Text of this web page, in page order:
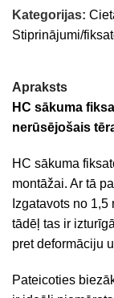
Kategorijas:
Stiprinājumi/
Apraksts
HC sākuma
nerūsējošais
HC sākuma
montāžai. Ar tā
Izgatavots no
tādēļ tas ir
pret deformāciju
Pateicoties